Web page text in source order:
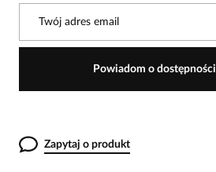
Twój adres email
Powiadom o dostępności
Zapytaj o produkt